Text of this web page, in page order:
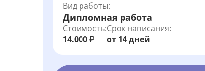
Вид работы:
Дипломная работа
Стоимость:
14.000 ₽
Срок написания:
от 14 дней